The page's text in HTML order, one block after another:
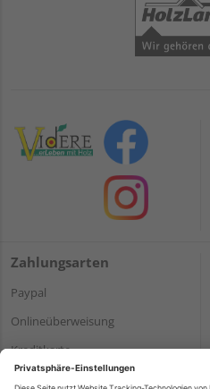
Zahlungsarten
Paypal
Onlineüberweisung
Kreditkarte